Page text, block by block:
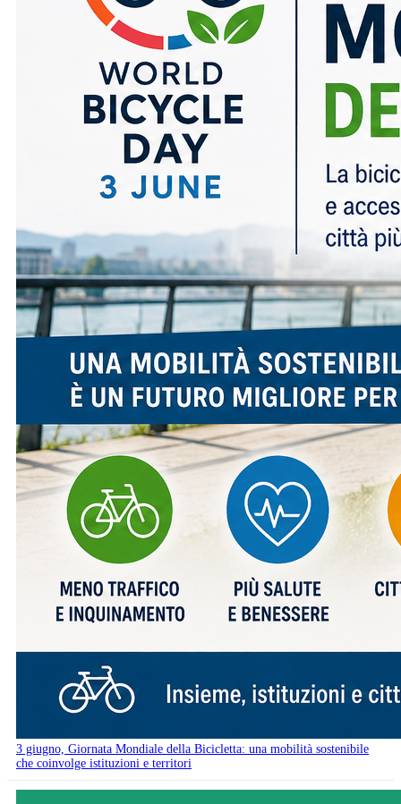
3 giugno, Giornata Mondiale della Bicicletta: una mobilità sostenibile
che coinvolge istituzioni e territori